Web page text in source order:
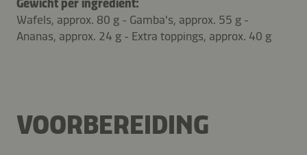
Gewicht per ingrediënt:
Wafels, approx. 80 g - Gamba's, approx. 55 g -
Ananas, approx. 24 g - Extra toppings, approx. 40 g
VOORBEREIDING